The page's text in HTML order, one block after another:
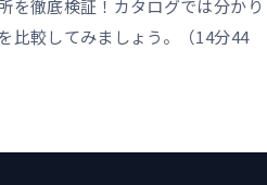
を徹底検証！カタログでは分かり
比較してみましょう。（14分44